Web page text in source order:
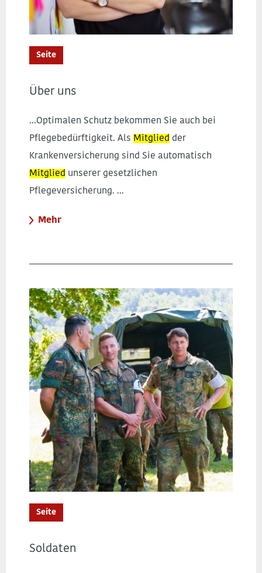
Seite
Über uns
...Optimalen Schutz bekommen Sie auch bei
Pflegebedürftigkeit. Als Mitglied der
Krankenversicherung sind Sie automatisch
Mitglied unserer gesetzlichen
Pflegeversicherung. ...
Mehr
Seite
Soldaten